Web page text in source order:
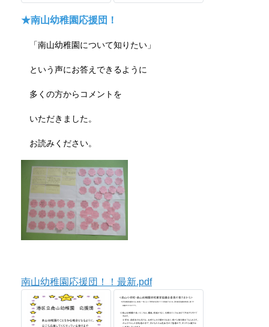
★南山幼稚園応援団！
「南山幼稚園について知りたい」
という声にお答えできるように
多くの方からコメントを
いただきました。
お読みください。
南山幼稚園応援団！！最新.pdf